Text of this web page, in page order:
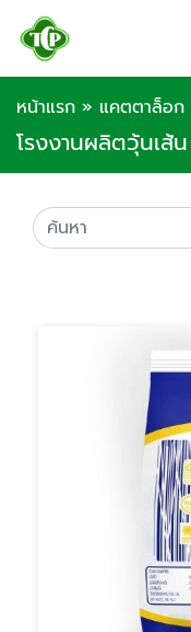
หน้าแรก » แคตตาล็อก
โรงงานผลิตวุ้นเส้